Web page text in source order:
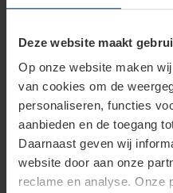
Deze website maakt
Op onze website maken
van cookies om de
personaliseren, functies
aanbieden en de toegang
Daarnaast geven wij
website door aan onze
reclame en analyse. Onze